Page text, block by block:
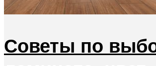
Советы по